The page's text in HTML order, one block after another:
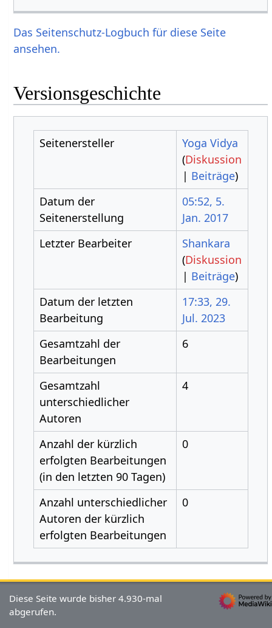
Das Seitenschutz-Logbuch für diese Seite
ansehen.
Versionsgeschichte
Seitenersteller
Yoga Vidya
(Diskussion
| Beiträge)
Datum der
Seitenerstellung
05:52, 5.
Jan. 2017
Letzter Bearbeiter
Shankara
(Diskussion
| Beiträge)
Datum der letzten
Bearbeitung
17:33, 29.
Jul. 2023
Gesamtzahl der
Bearbeitungen
6
Gesamtzahl
unterschiedlicher
Autoren
4
Anzahl der kürzlich
erfolgten Bearbeitungen
(in den letzten 90 Tagen)
0
Anzahl unterschiedlicher
Autoren der kürzlich
erfolgten Bearbeitungen
0
Diese Seite wurde bisher 4.930-mal
abgerufen.